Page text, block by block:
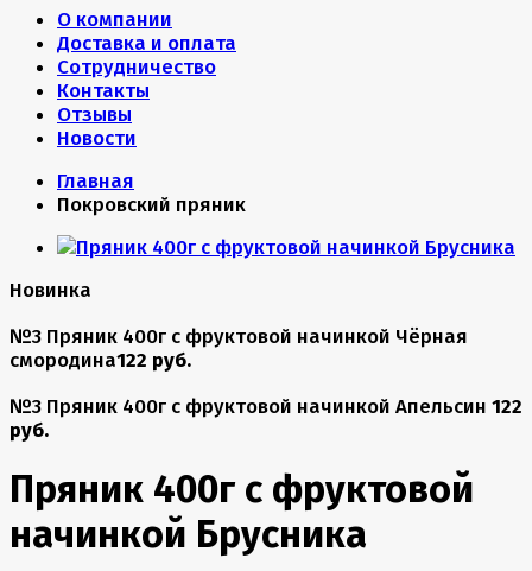
О компании
Доставка и оплата
Сотрудничество
Контакты
Отзывы
Новости
Главная
Покровский пряник
Новинка
№3 Пряник 400г с фруктовой начинкой Чёрная
смородина122 руб.
№3 Пряник 400г с фруктовой начинкой Апельсин 122
руб.
Пряник 400г с фруктовой
начинкой Брусника